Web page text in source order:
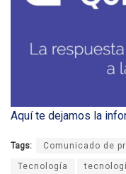
Aquí te dejamos la
Tags: Comunicado de
Tecnología